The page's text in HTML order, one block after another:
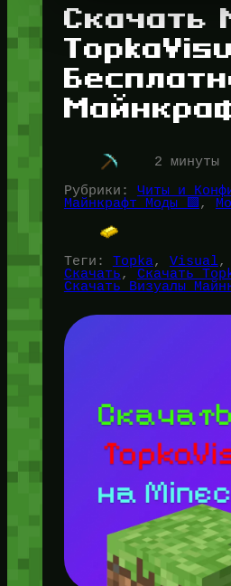
Скачать
2 минуты
Рубрики: Читы и
Майнкрафт Моды 🟩 ,
Теги: Topka, Visual,
Скачать, Скачать
Скачать Визуалы